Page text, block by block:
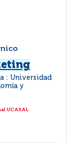
: Universidad
y
UCASAL